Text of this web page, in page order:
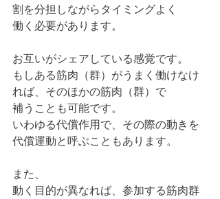
割を分担しながらタイミングよく
働く必要があります。
お互いがシェアしている感覚です。
もしある筋肉（群）がうまく働けなけ
れば、そのほかの筋肉（群）で
補うことも可能です。
いわゆる代償作用で、その際の動きを
代償運動と呼ぶこともあります。
また、
動く目的が異なれば、参加する筋肉群